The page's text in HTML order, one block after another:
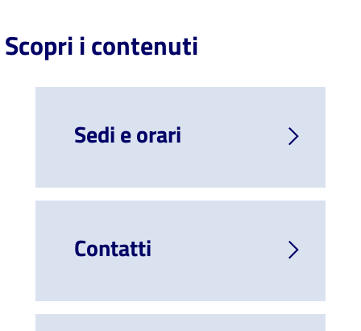
Scopri i contenuti
Sedi e orari
Contatti